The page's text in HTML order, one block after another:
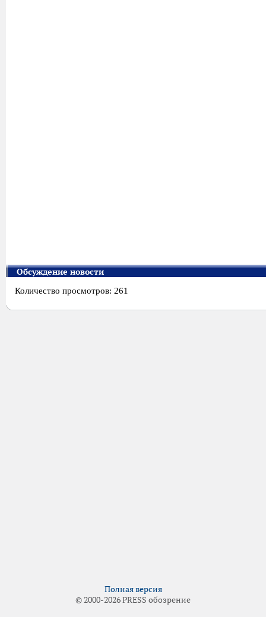
Обсуждение новости
Количество просмотров: 261
Полная версия
© 2000-2026 PRESS обозрение